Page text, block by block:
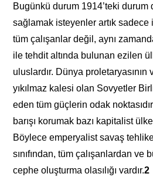
Bugünkü durum 1914’teki durum
sağlamak isteyenler artık sadece
tüm çalışanlar değil, aynı
ile tehdit altında bulunan ezilen
uluslardır. Dünya
yıkılmaz kalesi olan Sovyetler
eden tüm güçlerin odak
barışı korumak bazı kapitalist
Böylece emperyalist savaş
sınıfından, tüm çalışanlardan ve
cephe oluşturma olasılığı vardır.2